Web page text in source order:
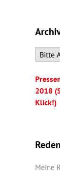
2018
Klick!)
Reden
Meine